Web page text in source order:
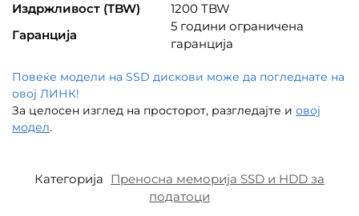
Издржливост (TBW)
1200 TBW
Гаранција
5 години ограничена
гаранција
Повеќе модели на SSD дискови може да погледнате на
овој ЛИНК!
За целосен изглед на просторот, разгледајте и овој
модел.
Категорија Преносна меморија SSD и HDD за
податоци